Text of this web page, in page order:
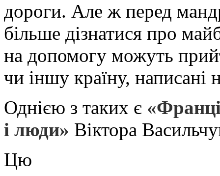
дороги. Але ж перед
більше дізнатися про
на допомогу можуть
чи іншу країну, написані
Однією з таких є
і люди» Віктора
Цю